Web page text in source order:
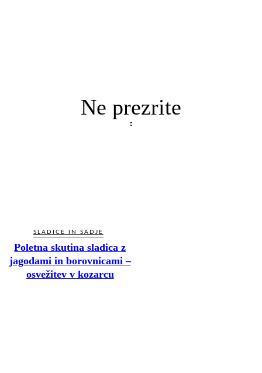
Ne prezrite
SLADICE IN SADJE
Poletna skutina sladica z
jagodami in borovnicami –
osvežitev v kozarcu